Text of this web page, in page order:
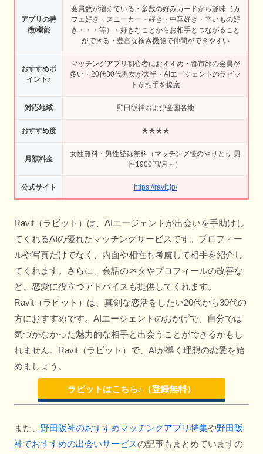
アプリの特
徴/機能
会員数が増えている・多数の好みカードから趣味（カ
フェ好き・スニーカー・好き・中華好き・辛いもの好
き・・・等）・好きなことからお相手とつながること
ができる・豊富な検索機能で仲間ができやすい
おすすめポ
イント♪
マッチングアプリ初心者におすすめ・都市部の会員が
多い・20代30代男女が大半・AIエージェントのラビッ
トが相手を提案
対応地域 野田阪神および全国各地
おすすめ度 ★★★★
月額料金
女性無料・男性登録無料（マッチング後のやりとり 男
性1900円/月～）
公式サイト https://ravit.jp/
Ravit（ラビット）は、AIエージェントが出会いを手助けし
てくれるAIの優れたマッチングサービスです。プロフィー
ルや写真だけでなく、内面や相性も考慮して相手を紹介し
てくれます。さらに、会話のネタやプロフィールの改善な
ど、恋愛に役立つアドバイスも提供してくれます。
Ravit（ラビット）は、真剣な恋活をしたい20代から30代の
方におすすめです。AIエージェントのおかげで、自分では
気づかなかった魅力的な相手と出会うことができるかもし
れません。Ravit（ラビット）で、AIが導く理想の恋愛を始
めましょう。
ラビットはこちら♪（登録無料）
また、 野田阪神のおすすめマッチングアプリ特集や野田阪
神でおすすめの出会いサービスの記事もまとめていますの